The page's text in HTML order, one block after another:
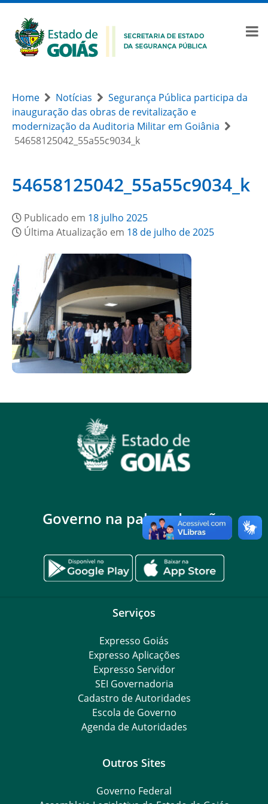
Home Notícias
Segurança Pública participa da
inauguração das obras de revitalização e
modernização da Auditoria Militar em Goiânia
54658125042_55a55c9034_k
54658125042_55a55c9034_k
Publicado em 18 julho 2025
Última Atualização em 18 de julho de 2025
Governo na palma da mão
Serviços
Expresso Goiás
Expresso Aplicações
Expresso Servidor
SEI Governadoria
Cadastro de Autoridades
Escola de Governo
Agenda de Autoridades
Outros Sites
Governo Federal